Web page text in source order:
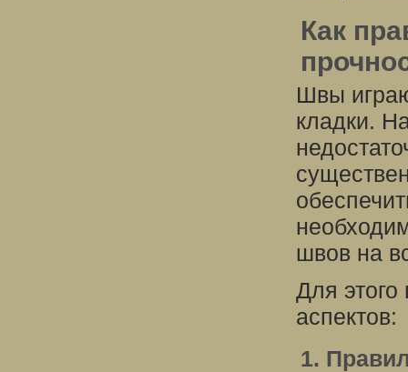
Как
Швы
кладки.
швов на
Для
аспектов:
1.